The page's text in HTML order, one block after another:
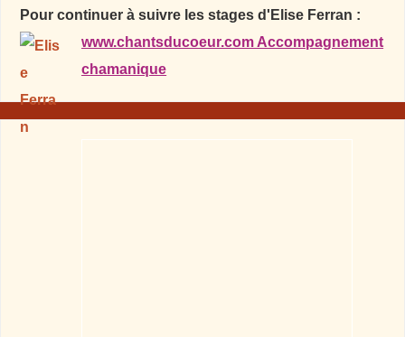
Pour continuer à suivre les stages d'Elise Ferran :
www.chantsducoeur.com Accompagnement
chamanique